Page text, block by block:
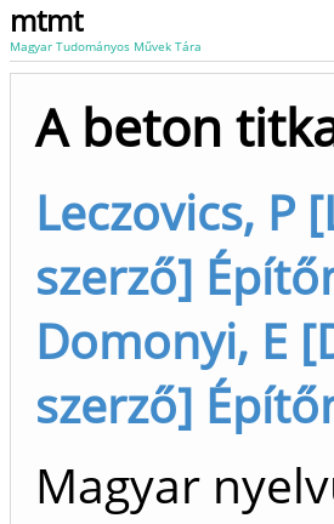
mtmt
Magyar Tudományos Művek Tára
A beton
Leczovics, P
szerző]
Domonyi, E
szerző]
Magyar